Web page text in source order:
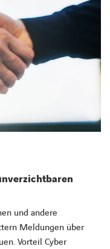
und andere
Meldungen über
Vorteil Cyber